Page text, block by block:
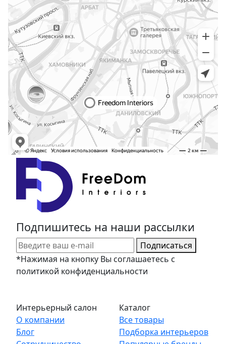
Интерьерный салон
О компании
Блог
Каталог
Все товары
Подборка интерьеров
Подпишитесь на наши рассылки
Подписаться
*Нажимая на кнопку Вы соглашаетесь с
политикой конфиденциальности